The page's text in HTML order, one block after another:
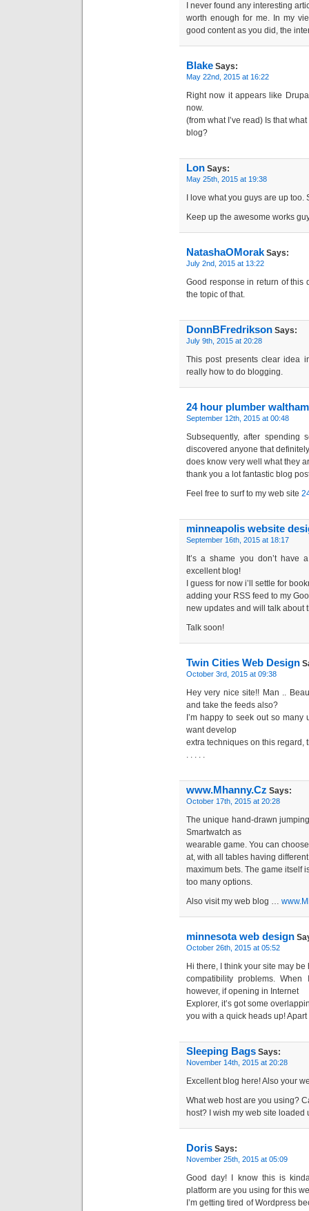
I never found any interesting
worth enough for me. In my
good content as you did, the
Blake Says:
May 22nd, 2015 at 16:22
Right now it appears like
now.
(from what I’ve read) Is that
blog?
Lon Says:
May 25th, 2015 at 19:38
I love what you guys are up
Keep up the awesome works
NatashaOMorakSays:
July 2nd, 2015 at 13:22
Good response in return of this
the topic of that.
DonnBFredrikson Says:
July 9th, 2015 at 20:28
This post presents clear idea
really how to do blogging.
24 hour plumber
September 12th, 2015 at 00:48
Subsequently, after spending
discovered anyone that definitely
does know very well what they
thank you a lot fantastic blog
Feel free to surf to my web site
minneapolis website
September 16th, 2015 at 18:17
It’s a shame you don’t have
excellent blog!
I guess for now i’ll settle for
adding your RSS feed to my
new updates and will talk about
Talk soon!
Twin Cities Web Design
October 3rd, 2015 at 09:38
Hey very nice site!! Man ..
and take the feeds also?
I’m happy to seek out so
want develop
extra techniques on this regard,
. . . . .
www.Mhanny.Cz Says:
October 17th, 2015 at 20:28
The unique hand-drawn
Smartwatch as
wearable game. You can
at, with all tables having
maximum bets. The game itself
too many options.
Also visit my web blog …
minnesota web design
October 26th, 2015 at 05:52
Hi there, I think your site may
compatibility problems.
however, if opening in Internet
Explorer, it’s got some
you with a quick heads up!
Sleeping Bags Says:
November 14th, 2015 at 20:28
Excellent blog here! Also your
What web host are you using?
host? I wish my web site
Doris Says:
November 25th, 2015 at 05:09
Good day! I know this is
platform are you using for this
I’m getting tired of Wordpress